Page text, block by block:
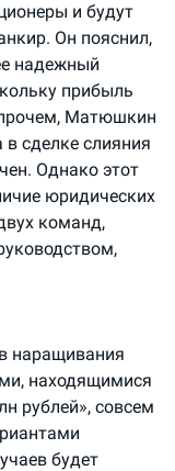
и будут
Он пояснил,
надежный
прибыль
Матюшкин
в сделке слияния
Однако этот
юридических
команд,
наращивания
находящимися
рублей», совсем
будет